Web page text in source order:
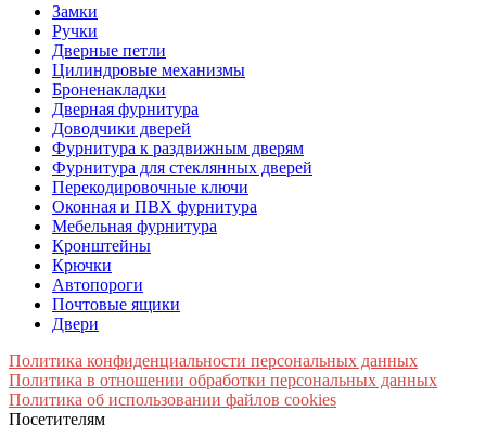
Замки
Ручки
Дверные петли
Цилиндровые механизмы
Броненакладки
Дверная фурнитура
Доводчики дверей
Фурнитура к раздвижным дверям
Фурнитура для стеклянных дверей
Перекодировочные ключи
Оконная и ПВХ фурнитура
Мебельная фурнитура
Кронштейны
Крючки
Автопороги
Почтовые ящики
Двери
Политика конфиденциальности персональных данных
Политика в отношении обработки персональных данных
Политика об использовании файлов cookies
Посетителям